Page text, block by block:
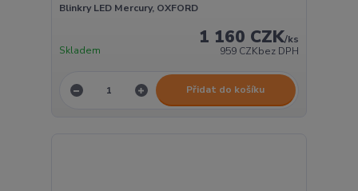
Blinkry LED Mercury, OXFORD
1 160 CZK/ks
959 CZKbez DPH
Skladem
Přidat do košíku